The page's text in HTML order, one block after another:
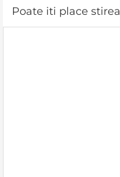
Poate iti place stirea